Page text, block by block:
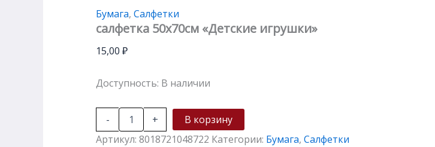
Бумага, Салфетки
салфетка 50х70см «Детские игрушки»
15,00 ₽
Доступность: В наличии
- +
В корзину
Артикул: 8018721048722 Категории: Бумага, Салфетки